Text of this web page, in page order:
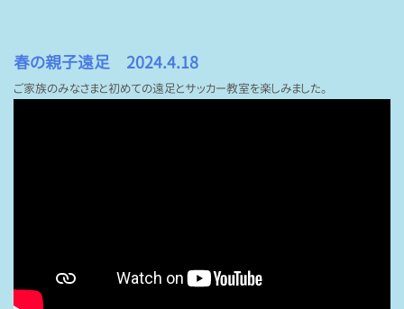
春の親子遠足 2024.4.18
ご家族のみなさまと初めての遠足とサッカー教室を楽しみました。